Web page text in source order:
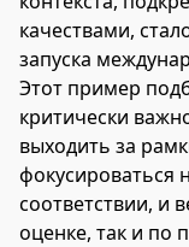
качествами,
запуска
Этот пример
критически
выходить за
фокусироваться
соответствии, и
оценке, так и по